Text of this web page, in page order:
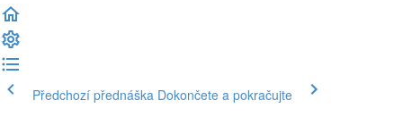
Předchozí přednáška Dokončete a pokračujte